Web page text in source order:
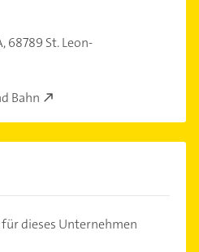
68789 St. Leon-
Bahn
dieses Unternehmen